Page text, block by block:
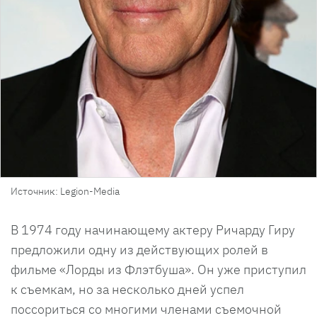
Источник: Legion-Media
В 1974 году начинающему актеру Ричарду Гиру
предложили одну из действующих ролей в
фильме «Лорды из Флэтбуша». Он уже приступил
к съемкам, но за несколько дней успел
поссориться со многими членами съемочной